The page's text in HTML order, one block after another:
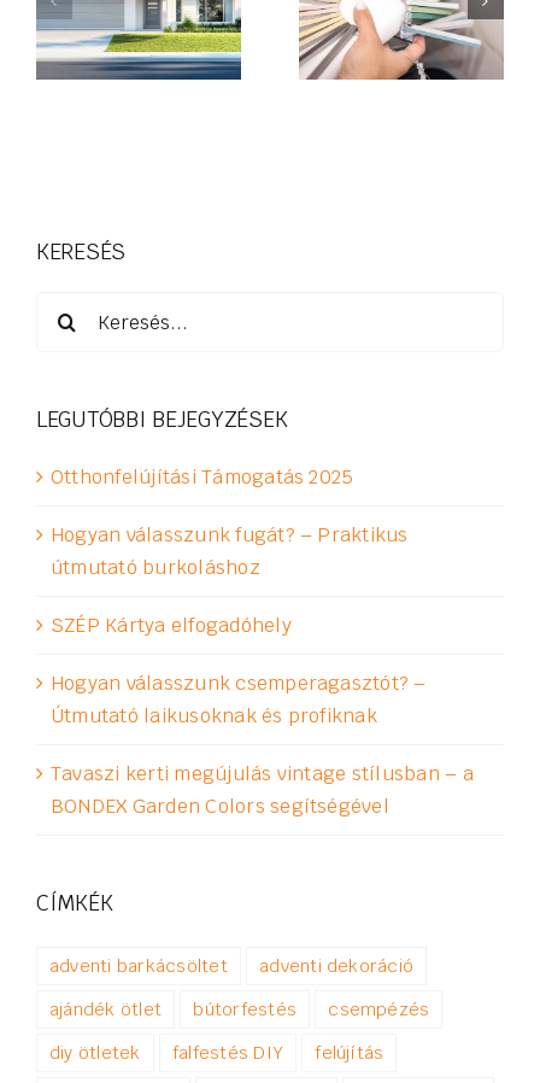
fugát? –
Praktikus
útmutató
SZÉP Kártya
KERESÉS
Keresés...
LEGUTÓBBI BEJEGYZÉSEK
Otthonfelújítási Támogatás 2025
Hogyan válasszunk fugát? – Praktikus
útmutató burkoláshoz
SZÉP Kártya elfogadóhely
Hogyan válasszunk csemperagasztót? –
Útmutató laikusoknak és profiknak
Tavaszi kerti megújulás vintage stílusban – a
BONDEX Garden Colors segítségével
CÍMKÉK
adventi barkácsöltet
adventi dekoráció
ajándék ötlet
bútorfestés
csempézés
diy ötletek
falfestés DIY
felújítás